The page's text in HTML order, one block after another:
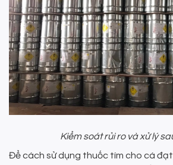
Kiểm soát rủi ro và xử lý
Để cách sử dụng thuốc tím cho cá